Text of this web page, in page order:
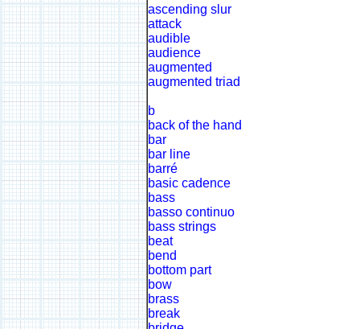
ascending slur
attack
audible
audience
augmented
augmented triad
b
back of the hand
bar
bar line
barré
basic cadence
bass
basso continuo
bass strings
beat
bend
bottom part
bow
brass
break